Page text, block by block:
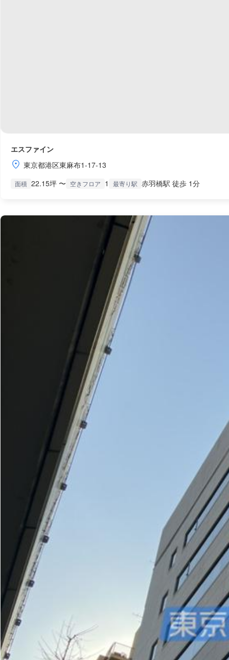
エスファイン
東京都港区東麻布1-17-13
面積 22.15坪 〜 空きフロア 1 最寄り駅 赤羽橋駅 徒歩 1分